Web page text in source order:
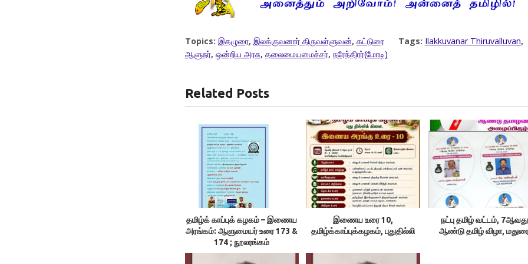
Topics: இதழுரை, இலக்குவனார் திருவள்ளுவன், கட்டுரை Tags: Ilakkuvanar Thiruvalluvan,
ஆளுநர், ஒன்றிய அரசு, தலைமையமைச்சர், நரேந்திரர்(மோடி)
Related Posts
தமிழ்க் காப்புக் கழகம் – இணைய
அரங்கம்: ஆளுமையர் உரை 173 &
174 ; நூலரங்கம்
இணைய உரை 10,
தமிழ்க்காப்புக்கழகம், புதுதில்லி
நட்பு தமிழ் வட்டம், 7ஆவது
ஆண்டு தமிழ் விழா,